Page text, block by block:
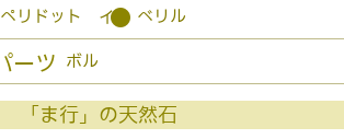
イト
ペリドット ● ベリル
ボル
「ま行」の天然石